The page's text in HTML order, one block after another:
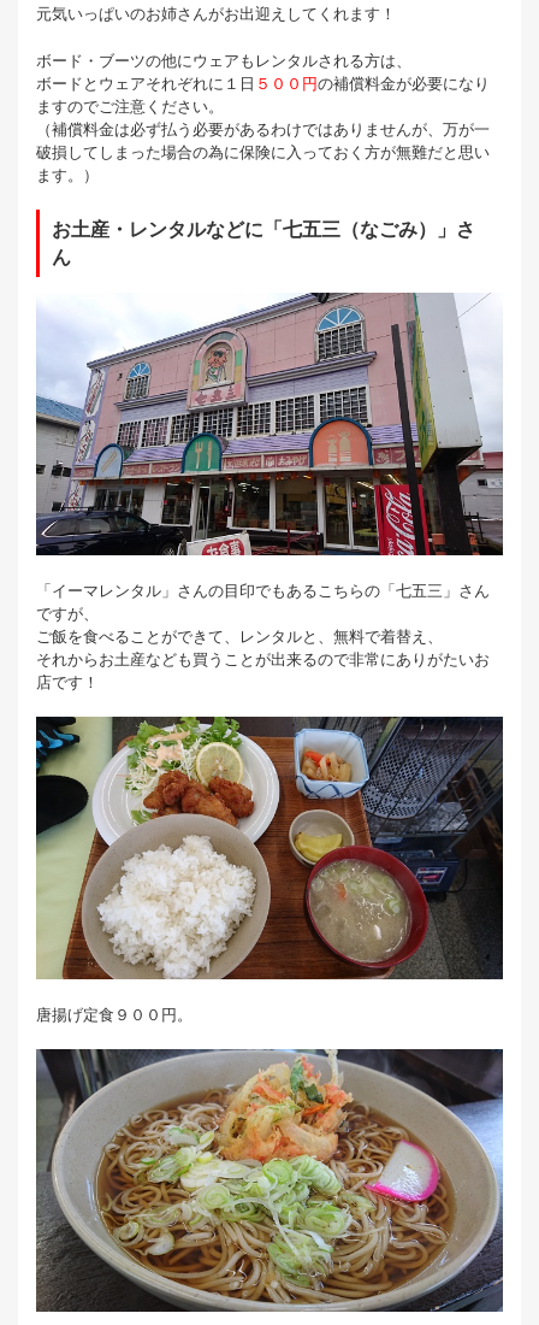
元気いっぱいのお姉さんがお出迎えしてくれます！
ボード・ブーツの他にウェアもレンタルされる方は、
ボードとウェアそれぞれに１日 ５００円の補償料金が必要になり
ますのでご注意ください。
（補償料金は必ず払う必要があるわけではありませんが、万が一
破損してしまった場合の為に保険に入っておく方が無難だと思い
ます。）
お土産・レンタルなどに「七五三（なごみ）」さ
ん
「イーマレンタル」さんの目印でもあるこちらの「七五三」さん
ですが、
ご飯を食べることができて、レンタルと、無料で着替え、
それからお土産なども買うことが出来るので非常にありがたいお
店です！
唐揚げ定食９００円。